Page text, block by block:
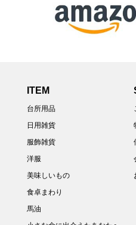
ITEM
台所用品
日用雑貨
服飾雑貨
洋服
美味しいもの
食卓まわり
馬油